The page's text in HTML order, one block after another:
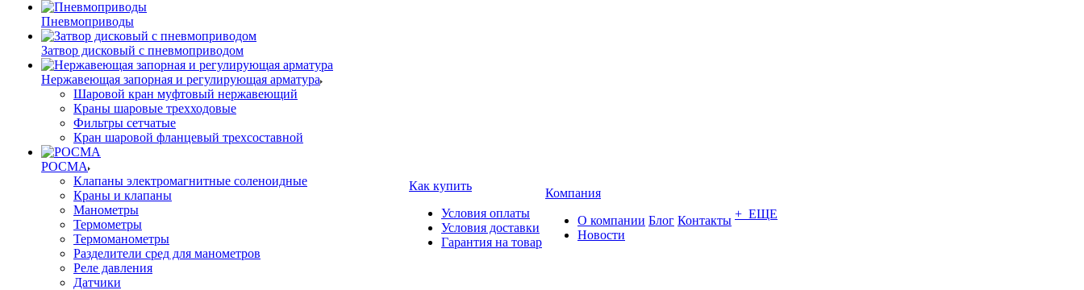
Пневмоприводы
Затвор дисковый с пневмоприводом
Нержавеющая запорная и регулирующая арматура
Шаровой кран муфтовый нержавеющий
Краны шаровые трехходовые
Фильтры сетчатые
Кран шаровой фланцевый трехсоставной
РОСМА
Клапаны электромагнитные соленоидные
Краны и клапаны
Манометры
Термометры
Термоманометры
Разделители сред для манометров
Реле давления
Датчики
Как купить
Условия оплаты
Условия доставки
Гарантия на товар
Компания
О компании
Новости
Блог Контакты + ЕЩЕ